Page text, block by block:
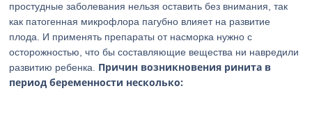
простудные заболевания нельзя оставить без внимания, так
как патогенная микрофлора пагубно влияет на развитие
плода. И применять препараты от насморка нужно с
осторожностью, что бы составляющие вещества ни навредили
развитию ребенка. Причин возникновения ринита в
период беременности несколько: